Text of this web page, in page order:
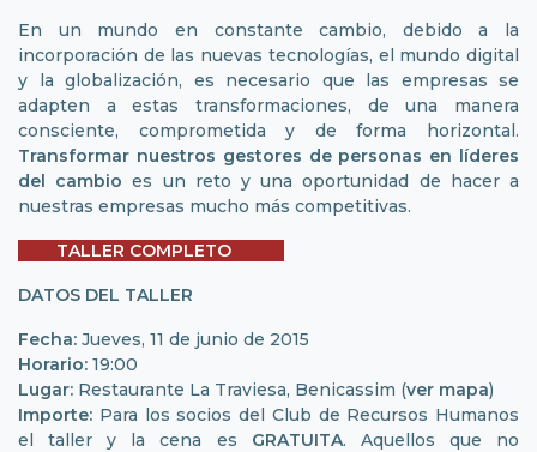
En un mundo en constante cambio, debido a la
incorporación de las nuevas tecnologías, el mundo digital
y la globalización, es necesario que las empresas se
adapten a estas transformaciones, de una manera
consciente, comprometida y de forma horizontal.
Transformar nuestros gestores de personas en líderes
del cambioes un reto y una oportunidad de hacer a
nuestras empresas mucho más competitivas.
TALLER COMPLETO
DATOS DEL TALLER
Fecha: Jueves, 11 de junio de 2015
Horario: 19:00
Lugar: Restaurante La Traviesa, Benicassim (ver mapa)
Importe: Para los socios del Club de Recursos Humanos
el taller y la cena es GRATUITA. Aquellos que no